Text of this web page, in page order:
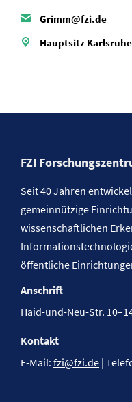
Grimm@fzi.de
Hauptsitz Karlsruhe
FZI
Seit 40 Jahren
gemeinnützige
wissenschaftlichen
öffentliche
Anschrift
Haid-und-Neu-Str.
Kontakt
E-Mail: fzi@fzi.de |